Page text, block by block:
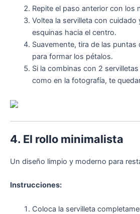
Repite el paso anterior con los
Voltea la servilleta con cuidado
esquinas hacia el centro.
Suavemente, tira de las puntas
para formar los pétalos.
Si la combinas con 2
como en la fotografía, te
4. El rollo minimalista
Un diseño limpio y moderno para
Instrucciones:
Coloca la servilleta